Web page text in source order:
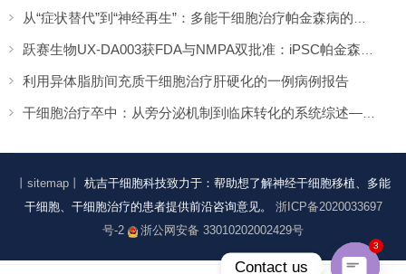
从“症状替代”到“神经再生”：多能干细胞治疗帕金森病的临床转化与未来展望
跃赛生物UX-DA003获FDA与NMPA双批准：iPSC帕金森病疗法中美同步临床
利用异体脂肪间充质干细胞治疗肝硬化的一例病例报告
干细胞治疗卒中：从旁分泌机制到临床转化的系统综述——2026年最新进展
丨sitemap丨
杭吉干细胞科技致力于：帮助想了解神经干细胞移植、多能
干细胞、干细胞治疗的患者提供前沿咨询意见。 浙ICP备2020033697
号-2
浙公网安备 33010202002429号
Contact us
3